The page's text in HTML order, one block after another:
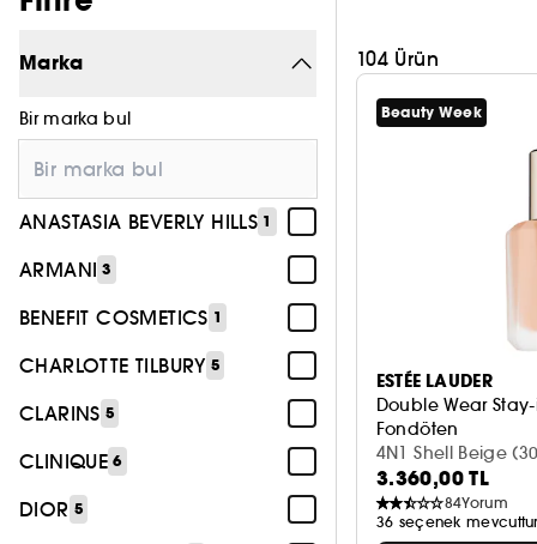
Marka
Bir marka bul
ANASTASIA BEVERLY HILLS 1
ARMANI 3
BENEFIT COSMETICS 1
CHARLOTTE TILBURY 5
CLARINS 5
CLINIQUE 6
DIOR 5
104 Ürün
Beauty Week
ESTÉE LAUDER
Double Wear
Fondöten
4N1 Shell Beige
3.360,00 TL
84Yorum
36 seçenek mevcuttur